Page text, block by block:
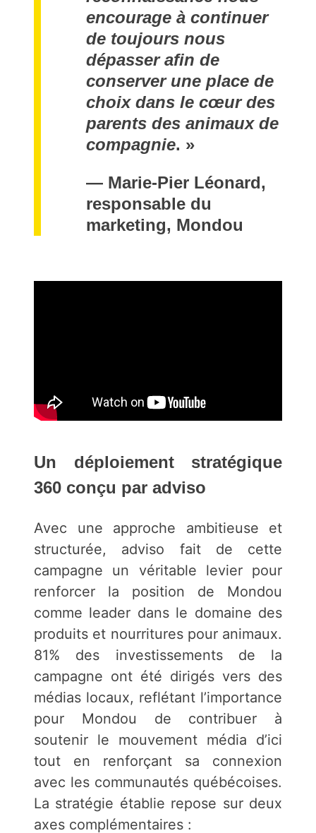
encourage à continuer
de toujours nous
dépasser afin de
conserver une place de
choix dans le cœur des
parents des animaux de
compagnie. »
— Marie-Pier Léonard,
responsable du
marketing, Mondou
Un déploiement stratégique
360 conçu par adviso
Avec une approche ambitieuse et
structurée, adviso fait de cette
campagne un véritable levier pour
renforcer la position de Mondou
comme leader dans le domaine des
produits et nourritures pour animaux.
81% des investissements de la
campagne ont été dirigés vers des
médias locaux, reflétant l’importance
pour Mondou de contribuer à
soutenir le mouvement média d’ici
tout en renforçant sa connexion
avec les communautés québécoises.
La stratégie établie repose sur deux
axes complémentaires :